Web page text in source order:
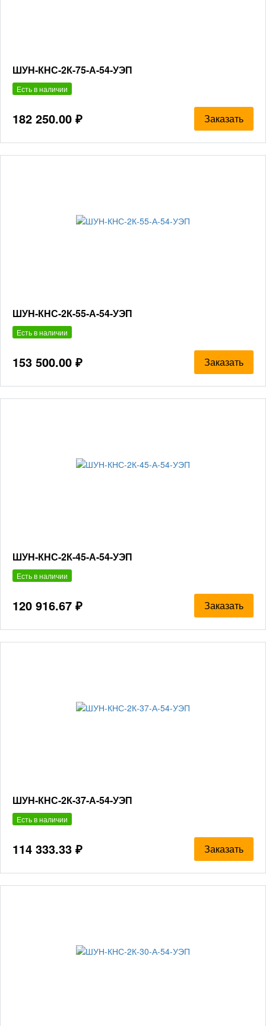
ШУН-КНС-2К-75-А-54-УЭП
Есть в наличии
182 250.00 ₽ Заказать
ШУН-КНС-2К-55-А-54-УЭП
Есть в наличии
153 500.00 ₽ Заказать
ШУН-КНС-2К-45-А-54-УЭП
Есть в наличии
120 916.67 ₽ Заказать
ШУН-КНС-2К-37-А-54-УЭП
Есть в наличии
114 333.33 ₽ Заказать